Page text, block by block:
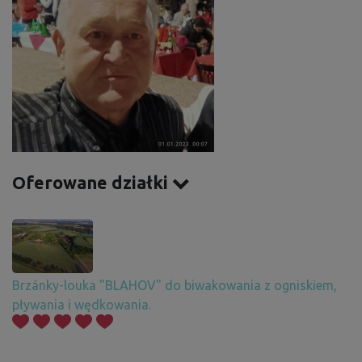
Oferowane działki
Brzánky-louka "BLAHOV" do biwakowania z ogniskiem,
pływania i wędkowania.